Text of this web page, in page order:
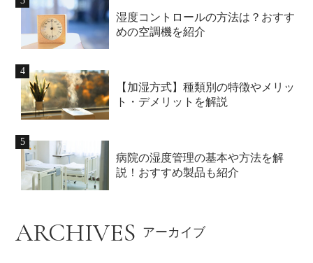
湿度コントロールの方法は？おすす
めの空調機を紹介
【加湿方式】種類別の特徴やメリッ
ト・デメリットを解説
病院の湿度管理の基本や方法を解
説！おすすめ製品も紹介
ARCHIVES アーカイブ